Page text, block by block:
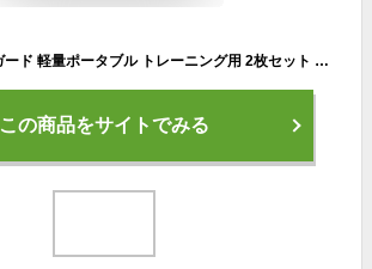
ミニサッカーシンガード 軽量ポータブル トレーニング用 2枚セット EVA素材 大人用 屋外スポーツ (Gold S 10cmx6cm)
この商品をサイトでみる